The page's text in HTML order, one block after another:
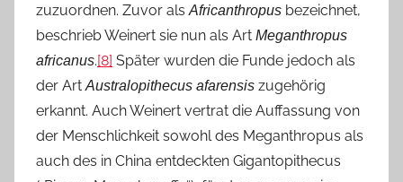
zuzuordnen. Zuvor als Africanthropus bezeichnet,
beschrieb Weinert sie nun als Art Meganthropus
africanus.[8] Später wurden die Funde jedoch als
der Art Australopithecus afarensis zugehörig
erkannt. Auch Weinert vertrat die Auffassung von
der Menschlichkeit sowohl des Meganthropus als
auch des in China entdeckten Gigantopithecus